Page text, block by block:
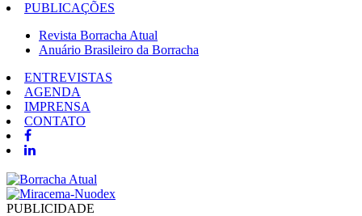
PUBLICAÇÕES
Revista Borracha Atual
Anuário Brasileiro da Borracha
ENTREVISTAS
AGENDA
IMPRENSA
CONTATO
PUBLICIDADE